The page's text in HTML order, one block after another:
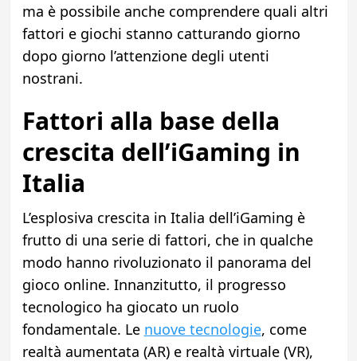
ma è possibile anche comprendere quali altri
fattori e giochi stanno catturando giorno
dopo giorno l’attenzione degli utenti
nostrani.
Fattori alla base della
crescita dell’iGaming in
Italia
L’esplosiva crescita in Italia dell’iGaming è
frutto di una serie di fattori, che in qualche
modo hanno rivoluzionato il panorama del
gioco online. Innanzitutto, il progresso
tecnologico ha giocato un ruolo
fondamentale. Le nuove tecnologie, come
realtà aumentata (AR) e realtà virtuale (VR),